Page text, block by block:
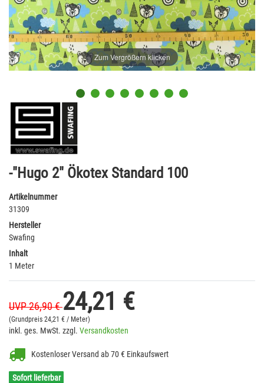
Zum Vergrößern klicken
-"Hugo 2" Ökotex Standard 100
Artikelnummer
31309
Hersteller
Swafing
Inhalt
1 Meter
UVP 26,90 €24,21 €
(Grundpreis 24,21 € / Meter)
inkl. ges. MwSt. zzgl. Versandkosten
Kostenloser Versand ab 70 € Einkaufswert
Sofort lieferbar